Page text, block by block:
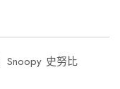
Snoopy 史努比